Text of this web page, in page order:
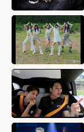
width="304"
height="203"
loading="lazy"
fetchpriority="h
igh">
SEVENTEEN、葛
藤や衝突まで映
し出すドキュメ
ンタリーで浮き
彫りになる13人
の絆や赤裸々な
素顔"
width="304"